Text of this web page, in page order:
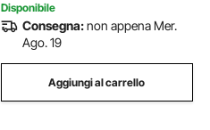
Disponibile
Consegna:non appena Mer.
Ago. 19
Aggiungi al carrello